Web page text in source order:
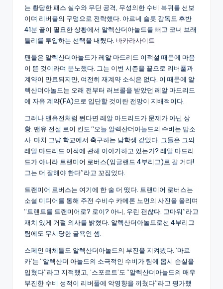
는 황당한 패스 실수와 무딘 공격, 무성의한 수비 복귀를 선보
이며 리버풀의 구멍으로 전락했다. 아르네 슬롯 감독도 후반
41분 골이 필요한 상황에서 알렉산더아놀드를 빼고 코너 브래
들리를 투입하는 선택을 내렸다. 바카라사이트
팬들은 알렉산더아놀드가 레알 마드리드 이적설 때문에 마음
이 뜬 것이라며 분노했다. 그는 이번 시즌을 끝으로 리버풀과
계약이 만료되지만, 여전히 재계약 소식은 없다. 이 때문에 알
렉산더아놀드는 오래 전부터 러브콜을 받았던 레알 마드리드
에 자유 계약(FA)으로 입단할 것이란 전망이 지배적이다.
그러나 맨유전처럼 뛴다면 레알 마드리드가 문제가 아닌 상
황. 맨유 전설 로이 킨도 “오늘 알렉산더아놀드의 수비는 맙소
사. 마치 그냥 학교에서 축구하는 남학생 같았다. 그들은 그의
레알 마드리드 이적에 관해 이야기하고 있는가? 레알 마드리
드가 아니라 트랜미어 로버스(잉글랜드 4부리그)로 갈 거다!
그는 더 잘해야 한다”라고 꼬집었다.
트랜미어 로버스는 여기에 한 술 더 떴다. 트랜미어 로버스는
소셜 미디어를 통해 주전 수비수 카메론 노먼의 사진을 올리며
“트렌트를 트랜미어로? 로이? 아니, 우린 괜찮다. 고마워”라고
재치 있게 거절 의사를 밝혔다. 알렉산더아놀드로선 4부리그
팀에도 무시당한 굴욕인 셈.
스페인 매체들도 알렉산더아놀드의 부진을 지켜봤다. ‘마르
카’는 “알렉산더 아놀드의 소극적인 수비가 팀에 몹시 손실을
입혔다”라고 지적했고, ‘스포르트’도 “알렉산더아놀드의 매우
부진한 수비 성적이 리버풀에 악영향을 끼쳤다”라고 평가했